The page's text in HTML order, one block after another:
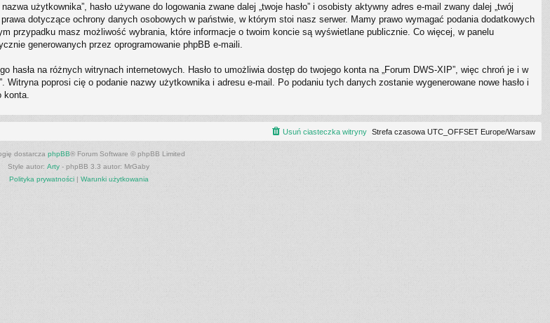
użytkownika”, hasło używane do logowania zwane dalej „twoje hasło” i osobisty aktywny adres e-mail zwany dalej „twój
dotyczące ochrony danych osobowych w państwie, w którym stoi nasz serwer. Mamy prawo wymagać podania dodatkowych
masz możliwość wybrania, które informacje o twoim koncie są wyświetlane publicznie. Co więcej, w panelu
generowanych przez oprogramowanie phpBB e-maili.
na różnych witrynach internetowych. Hasło to umożliwia dostęp do twojego konta na „Forum DWS-XIP”, więc chroń je i w
Witryna poprosi cię o podanie nazwy użytkownika i adresu e-mail. Po podaniu tych danych zostanie wygenerowane nowe hasło i
konta.
Strefa czasowa UTC_OFFSET Europe/Warsaw
Usuń ciasteczka witryny
dostarcza phpBB® Forum Software © phpBB Limited
Style autor: Arty - phpBB 3.3 autor: MrGaby
Polityka prywatności| Warunki użytkowania